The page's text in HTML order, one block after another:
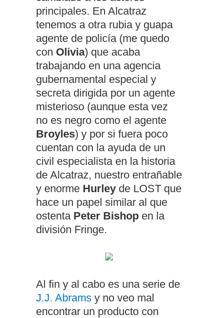
principales. En Alcatraz
tenemos a otra rubia y guapa
agente de policía (me quedo
con Olivia) que acaba
trabajando en una agencia
gubernamental especial y
secreta dirigida por un agente
misterioso (aunque esta vez
no es negro como el agente
Broyles) y por si fuera poco
cuentan con la ayuda de un
civil especialista en la historia
de Alcatraz, nuestro entrañable
y enorme Hurley de LOST que
hace un papel similar al que
ostenta Peter Bishop en la
división Fringe.
Al fin y al cabo es una serie de
J.J. Abrams y no veo mal
encontrar un producto con